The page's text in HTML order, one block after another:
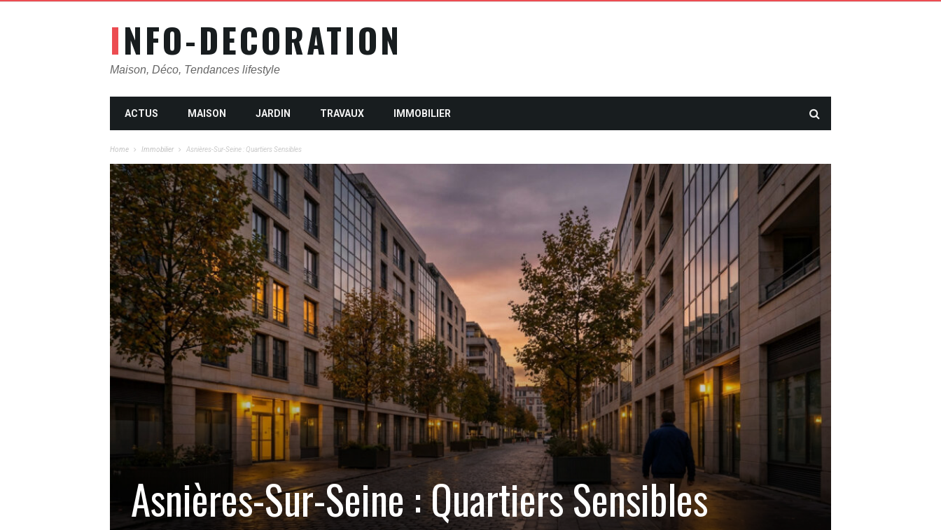
INFO-DECORATION
Maison, Déco, Tendances lifestyle
ACTUS MAISON JARDIN TRAVAUX IMMOBILIER
Home Immobilier Asnières-Sur-Seine : Quartiers Sensibles
Asnières-Sur-Seine : Quartiers Sensibles